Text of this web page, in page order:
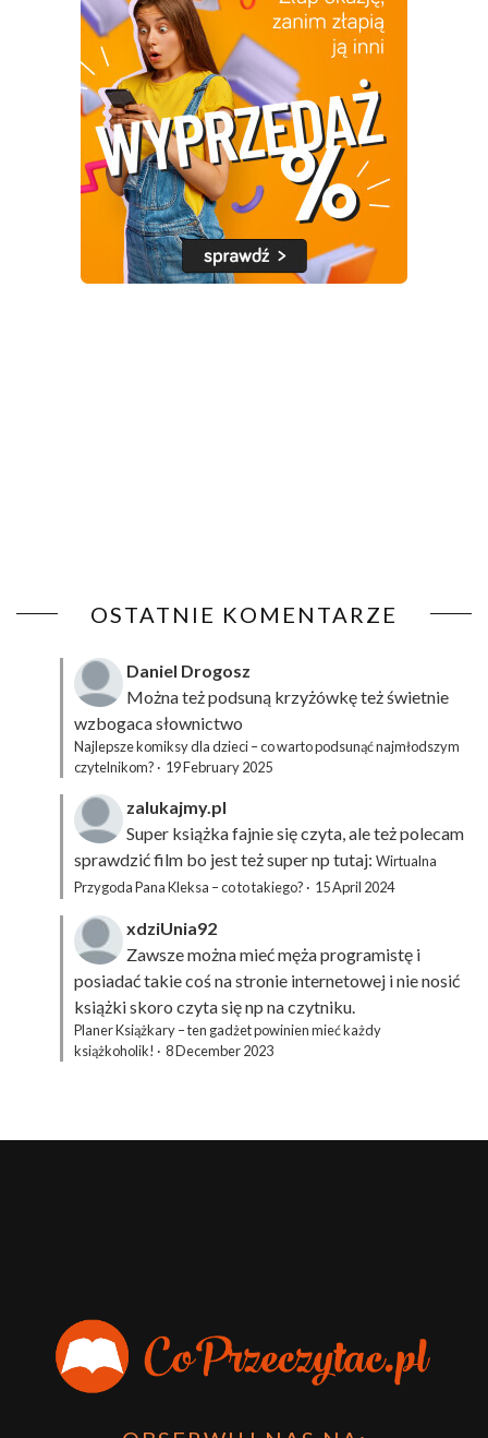
OSTATNIE KOMENTARZE
Daniel Drogosz
Można też podsuną krzyżówkęteż świetnie
wzbogaca słownictwo
Najlepsze komiksy dla dzieci – co warto podsunąć najmłodszym
czytelnikom? · 19 February 2025
zalukajmy.pl
Super książka fajnie się czyta, ale też polecam
sprawdzić film bo jest też super np tutaj: Wirtualna
Przygoda Pana Kleksa – co to takiego? · 15 April 2024
xdziUnia92
Zawsze można mieć męża programistę i
posiadać takie coś na stronie internetowej i nie nosić
książki skoro czyta się np na czytniku.
Planer Książkary – ten gadżet powinien mieć każdy
książkoholik! · 8 December 2023